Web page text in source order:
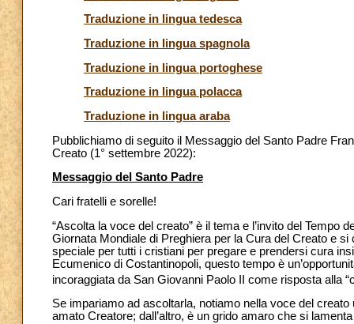
Traduzione in lingua tedesca
Traduzione in lingua spagnola
Traduzione in lingua portoghese
Traduzione in lingua polacca
Traduzione in lingua araba
Pubblichiamo di seguito il Messaggio del Santo Padre
Creato (1° settembre 2022):
Messaggio del Santo Padre
Cari fratelli e sorelle!
“Ascolta la voce del creato” è il tema e l’invito del Tempo
Giornata Mondiale di Preghiera per la Cura del Creato e
speciale per tutti i cristiani per pregare e prendersi cura
Ecumenico di Costantinopoli, questo tempo è
incoraggiata da San Giovanni Paolo II come risposta alla
Se impariamo ad ascoltarla, notiamo nella voce del
amato Creatore; dall’altro, è un grido amaro che si